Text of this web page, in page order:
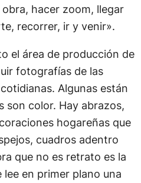
hacer zoom, llegar
recorrer, ir y venir».
el área de producción de
fotografías de las
Algunas están
son color. Hay abrazos,
hogareñas que
cuadros adentro
que no es retrato es la
en primer plano una